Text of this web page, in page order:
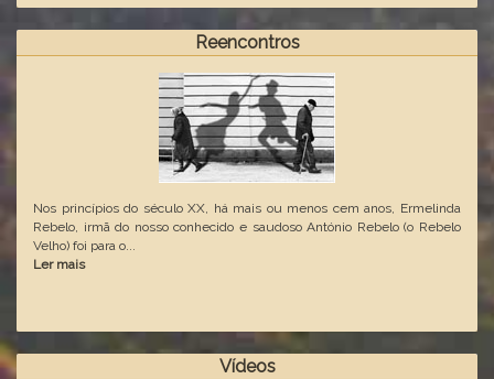
Reencontros
Nos princípios do século XX, há mais ou menos cem anos, Ermelinda
Rebelo, irmã do nosso conhecido e saudoso António Rebelo (o Rebelo
Velho) foi para o...
Ler mais
Vídeos